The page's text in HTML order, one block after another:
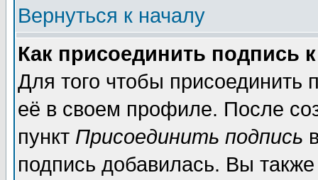
Вернуться к началу
Как присоединить подпись
Для того чтобы присоединить
её в своем профиле. После
пункт Присоединить подпись
подпись добавилась. Вы